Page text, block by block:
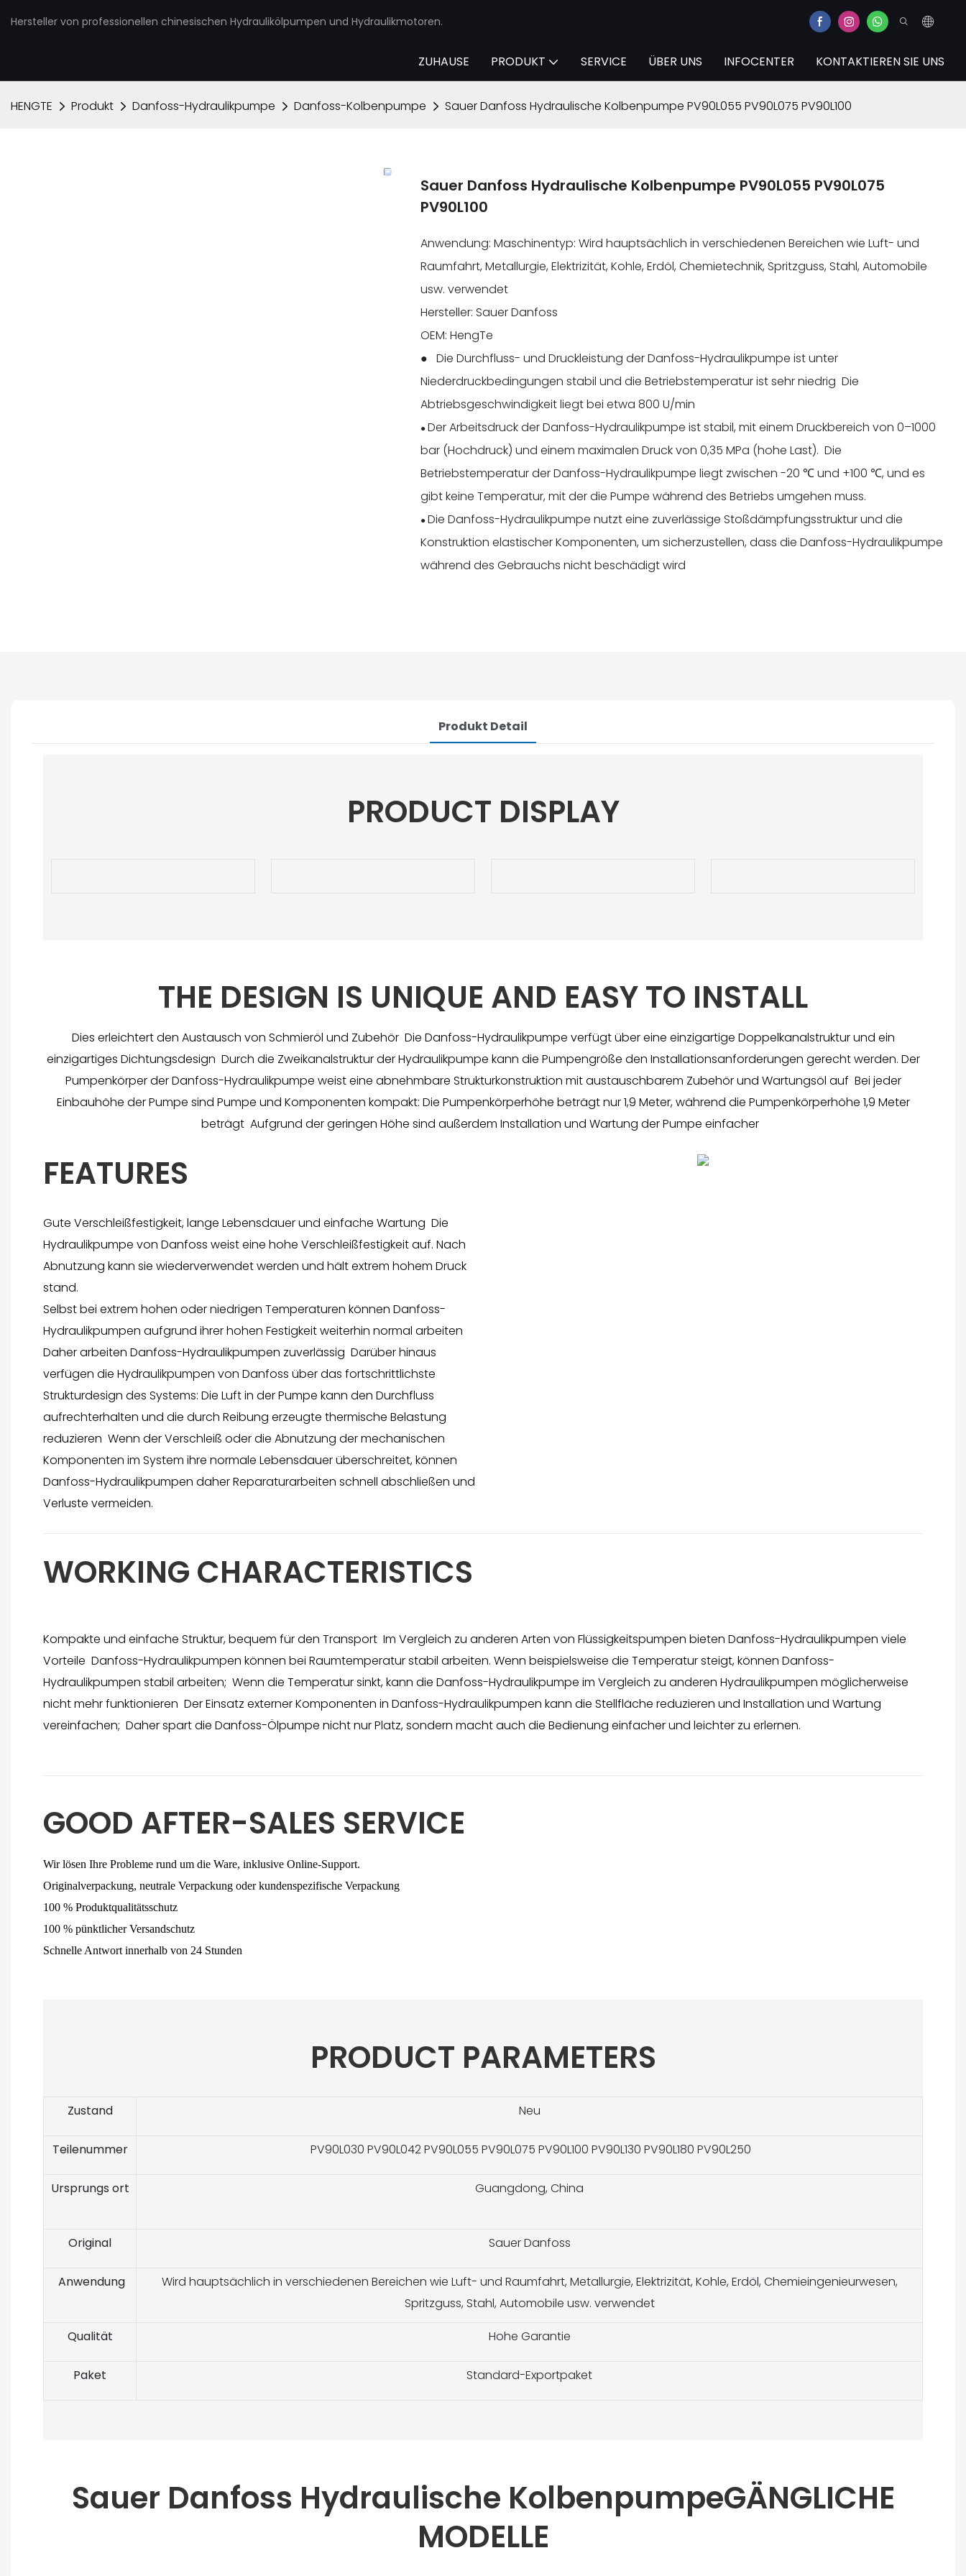
Hersteller von professionellen chinesischen Hydraulikölpumpen und Hydraulikmotoren.
ZUHAUSE PRODUKT SERVICE ÜBER UNS INFOCENTER KONTAKTIEREN SIE UNS
HENGTE Produkt Danfoss-Hydraulikpumpe Danfoss-Kolbenpumpe Sauer Danfoss Hydraulische Kolbenpumpe PV90L055 PV90L075 PV90L100
Sauer Danfoss Hydraulische Kolbenpumpe PV90L055 PV90L075
PV90L100
Anwendung: Maschinentyp: Wird hauptsächlich in verschiedenen Bereichen wie Luft- und
Raumfahrt, Metallurgie, Elektrizität, Kohle, Erdöl, Chemietechnik, Spritzguss, Stahl, Automobile
usw. verwendet
Hersteller: Sauer Danfoss
OEM: HengTe
● Die Durchfluss- und Druckleistung der Danfoss-Hydraulikpumpe ist unter
Niederdruckbedingungen stabil und die Betriebstemperatur ist sehr niedrig Die
Abtriebsgeschwindigkeit liegt bei etwa 800 U/min
●Der Arbeitsdruck der Danfoss-Hydraulikpumpe ist stabil, mit einem Druckbereich von 0–1000
bar (Hochdruck) und einem maximalen Druck von 0,35 MPa (hohe Last). Die
Betriebstemperatur der Danfoss-Hydraulikpumpe liegt zwischen -20 ℃ und +100 ℃, und es
gibt keine Temperatur, mit der die Pumpe während des Betriebs umgehen muss.
●Die Danfoss-Hydraulikpumpe nutzt eine zuverlässige Stoßdämpfungsstruktur und die
Konstruktion elastischer Komponenten, um sicherzustellen, dass die Danfoss-Hydraulikpumpe
während des Gebrauchs nicht beschädigt wird
Produkt Detail
PRODUCT DISPLAY
THE DESIGN IS UNIQUE AND EASY TO INSTALL
Dies erleichtert den Austausch von Schmieröl und Zubehör Die Danfoss-Hydraulikpumpe verfügt über eine einzigartige Doppelkanalstruktur und ein
einzigartiges Dichtungsdesign Durch die Zweikanalstruktur der Hydraulikpumpe kann die Pumpengröße den Installationsanforderungen gerecht werden. Der
Pumpenkörper der Danfoss-Hydraulikpumpe weist eine abnehmbare Strukturkonstruktion mit austauschbarem Zubehör und Wartungsöl auf Bei jeder
Einbauhöhe der Pumpe sind Pumpe und Komponenten kompakt: Die Pumpenkörperhöhe beträgt nur 1,9 Meter, während die Pumpenkörperhöhe 1,9 Meter
beträgt Aufgrund der geringen Höhe sind außerdem Installation und Wartung der Pumpe einfacher
FEATURES
Gute Verschleißfestigkeit, lange Lebensdauer und einfache Wartung Die
Hydraulikpumpe von Danfoss weist eine hohe Verschleißfestigkeit auf. Nach
Abnutzung kann sie wiederverwendet werden und hält extrem hohem Druck
stand.
Selbst bei extrem hohen oder niedrigen Temperaturen können Danfoss-
Hydraulikpumpen aufgrund ihrer hohen Festigkeit weiterhin normal arbeiten
Daher arbeiten Danfoss-Hydraulikpumpen zuverlässig Darüber hinaus
verfügen die Hydraulikpumpen von Danfoss über das fortschrittlichste
Strukturdesign des Systems: Die Luft in der Pumpe kann den Durchfluss
aufrechterhalten und die durch Reibung erzeugte thermische Belastung
reduzieren Wenn der Verschleiß oder die Abnutzung der mechanischen
Komponenten im System ihre normale Lebensdauer überschreitet, können
Danfoss-Hydraulikpumpen daher Reparaturarbeiten schnell abschließen und
Verluste vermeiden.
WORKING CHARACTERISTICS
Kompakte und einfache Struktur, bequem für den Transport Im Vergleich zu anderen Arten von Flüssigkeitspumpen bieten Danfoss-Hydraulikpumpen viele
Vorteile Danfoss-Hydraulikpumpen können bei Raumtemperatur stabil arbeiten. Wenn beispielsweise die Temperatur steigt, können Danfoss-
Hydraulikpumpen stabil arbeiten; Wenn die Temperatur sinkt, kann die Danfoss-Hydraulikpumpe im Vergleich zu anderen Hydraulikpumpen möglicherweise
nicht mehr funktionieren Der Einsatz externer Komponenten in Danfoss-Hydraulikpumpen kann die Stellfläche reduzieren und Installation und Wartung
vereinfachen; Daher spart die Danfoss-Ölpumpe nicht nur Platz, sondern macht auch die Bedienung einfacher und leichter zu erlernen.
GOOD AFTER-SALES SERVICE
Wir lösen Ihre Probleme rund um die Ware, inklusive Online-Support.
Originalverpackung, neutrale Verpackung oder kundenspezifische Verpackung
100 % Produktqualitätsschutz
100 % pünktlicher Versandschutz
Schnelle Antwort innerhalb von 24 Stunden
PRODUCT PARAMETERS
Zustand Neu
Teilenummer PV90L030 PV90L042 PV90L055 PV90L075 PV90L100 PV90L130 PV90L180 PV90L250
Ursprungs ort Guangdong, China
Original Sauer Danfoss
Anwendung
Wird hauptsächlich in verschiedenen Bereichen wie Luft- und Raumfahrt, Metallurgie, Elektrizität, Kohle, Erdöl, Chemieingenieurwesen,
Spritzguss, Stahl, Automobile usw. verwendet
Qualität
Hohe Garantie
Paket Standard-Exportpaket
Sauer Danfoss Hydraulische KolbenpumpeGÄNGLICHE
MODELLE